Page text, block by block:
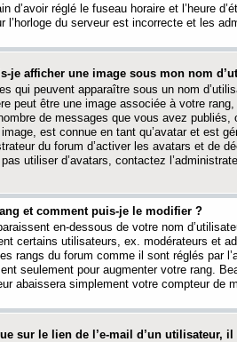
d’avoir réglé le fuseau horaire et l’heure
l’horloge du serveur est incorrecte et les
je afficher une image sous mon nom
qui peuvent apparaître sous un nom
peut être une image associée à votre
de messages que vous avez
est connue en tant qu’avatar et est
du forum d’activer les avatars et de
utiliser d’avatars, contactez
et comment puis-je le modifier ?
en-dessous de votre nom
certains utilisateurs, ex. modérateurs et
rangs du forum comme il sont réglés par
seulement pour augmenter votre rang.
abaissera simplement votre compteur de
sur le lien de l’e-mail d’un utilisateur,